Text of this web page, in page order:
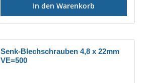
In den Warenkorb
Senk-Blechschrauben 4,8 x 22mm
VE=500